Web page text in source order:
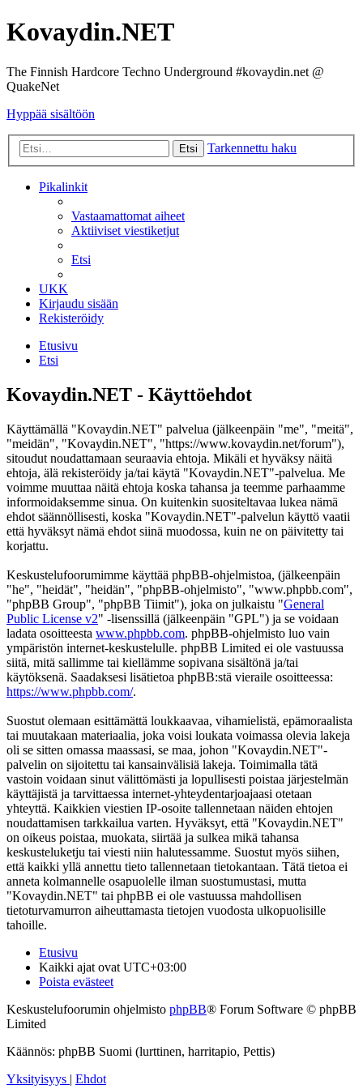
Kovaydin.NET
The Finnish Hardcore Techno Underground #kovaydin.net @
QuakeNet
Hyppää sisältöön
Etsi Tarkennettu haku
Pikalinkit
Vastaamattomat aiheet
Aktiiviset viestiketjut
Etsi
UKK
Kirjaudu sisään
Rekisteröidy
Etusivu
Etsi
Kovaydin.NET - Käyttöehdot
Käyttämällä "Kovaydin.NET" palvelua (jälkeenpäin "me", "meitä",
"meidän", "Kovaydin.NET", "https://www.kovaydin.net/forum"),
sitoudut noudattamaan seuraavia ehtoja. Mikäli et hyväksy näitä
ehtoja, älä rekisteröidy ja/tai käytä "Kovaydin.NET"-palvelua. Me
voimme muuttaa näitä ehtoja koska tahansa ja teemme parhaamme
informoidaksemme sinua. On kuitenkin suositeltavaa lukea nämä
ehdot säännöllisesti, koska "Kovaydin.NET"-palvelun käyttö vaatii
että hyväksyt nämä ehdot siinä muodossa, kuin ne on päivitetty tai
korjattu.
Keskustelufoorumimme käyttää phpBB-ohjelmistoa, (jälkeenpäin
"he", "heidät", "heidän", "phpBB-ohjelmisto", "www.phpbb.com",
"phpBB Group", "phpBB Tiimit"), joka on julkaistu "General
Public License v2" -lisenssillä (jälkeenpäin "GPL") ja se voidaan
ladata osoitteesta www.phpbb.com. phpBB-ohjelmisto luo vain
ympäristön internet-keskustelulle. phpBB Limited ei ole vastuussa
siitä, mitä sallimme tai kiellämme sopivana sisältönä ja/tai
käytöksenä. Saadaksesi lisätietoa phpBB:stä vieraile osoitteessa:
https://www.phpbb.com/.
Suostut olemaan esittämättä loukkaavaa, vihamielistä, epämoraalista
tai muutakaan materiaalia, joka voisi loukata voimassa olevia lakeja
oli se sitten omassa maassasi, se maa, johon "Kovaydin.NET"-
palvelin on sijoitettu tai kansainvälisiä lakeja. Toimimalla tätä
vastoin voidaan sinut välittömästi ja lopullisesti poistaa järjestelmän
käyttäjistä ja tarvittaessa internet-yhteydentarjoajaasi otetaan
yhteyttä. Kaikkien viestien IP-osoite tallennetaan näiden ehtojen
noudattamisen tarkkailua varten. Hyväksyt, että "Kovaydin.NET"
on oikeus poistaa, muokata, siirtää ja sulkea mikä tahansa
keskusteluketju tai viesti niin halutessamme. Suostut myös siihen,
että kaikki yllä annettu tieto tallennetaan tietokantaan. Tätä tietoa ei
anneta kolmannelle osapuolelle ilman suostumustasi, mutta
"Kovaydin.NET" tai phpBB ei ole vastuussa mahdollisen
tietoturvamurron aiheuttamasta tietojen vuodosta ulkopuolisille
tahoille.
Etusivu
Kaikki ajat ovat UTC+03:00
Poista evästeet
Keskustelufoorumin ohjelmisto phpBB® Forum Software © phpBB
Limited
Käännös: phpBB Suomi (lurttinen, harritapio, Pettis)
Yksityisyys | Ehdot